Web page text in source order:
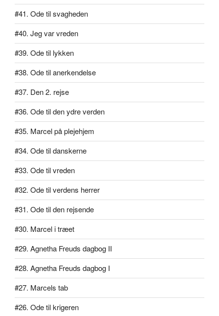
#41. Ode til svagheden
#40. Jeg var vreden
#39. Ode til lykken
#38. Ode til anerkendelse
#37. Den 2. rejse
#36. Ode til den ydre verden
#35. Marcel på plejehjem
#34. Ode til danskerne
#33. Ode til vreden
#32. Ode til verdens herrer
#31. Ode til den rejsende
#30. Marcel i træet
#29. Agnetha Freuds dagbog II
#28. Agnetha Freuds dagbog I
#27. Marcels tab
#26. Ode til krigeren